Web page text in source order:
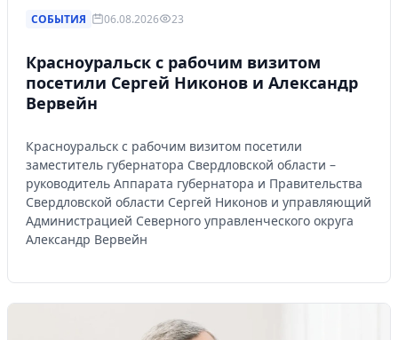
СОБЫТИЯ 06.08.2026 23
Красноуральск с рабочим визитом
посетили Сергей Никонов и Александр
Вервейн
Красноуральск с рабочим визитом посетили
заместитель губернатора Свердловской области –
руководитель Аппарата губернатора и Правительства
Свердловской области Сергей Никонов и управляющий
Администрацией Северного управленческого округа
Александр Вервейн